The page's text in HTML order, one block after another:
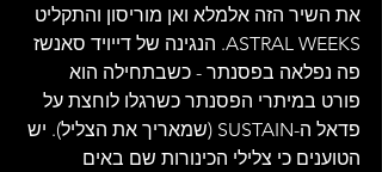
את השיר הזה אלמלא ואן מוריסון והתקליט
ASTRAL WEEKS. הנגינה של דייויד סאנשז
פה נפלאה בפסנתר - כשבתחילה הוא
פורט במיתרי הפסנתר כשרגלו לוחצת על
פדאל ה-SUSTAIN (שמאריך את הצליל). יש
הטוענים כי צלילי הכינורות שם באים